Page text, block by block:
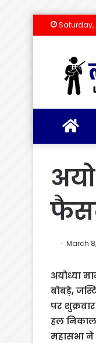
Saturday,
होम
March
अयोध्या
बोबड़े,
पर
हल
महासभा ने